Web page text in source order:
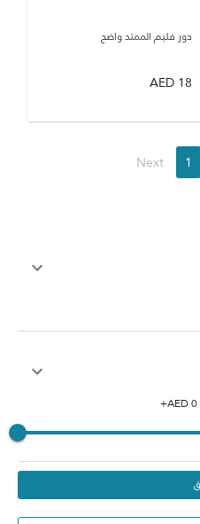
AED0
+
دور فليم الممتد واضح
18
AED
1
Next